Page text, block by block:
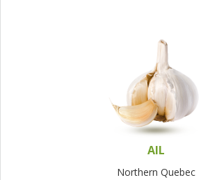
AIL
Northern Quebec